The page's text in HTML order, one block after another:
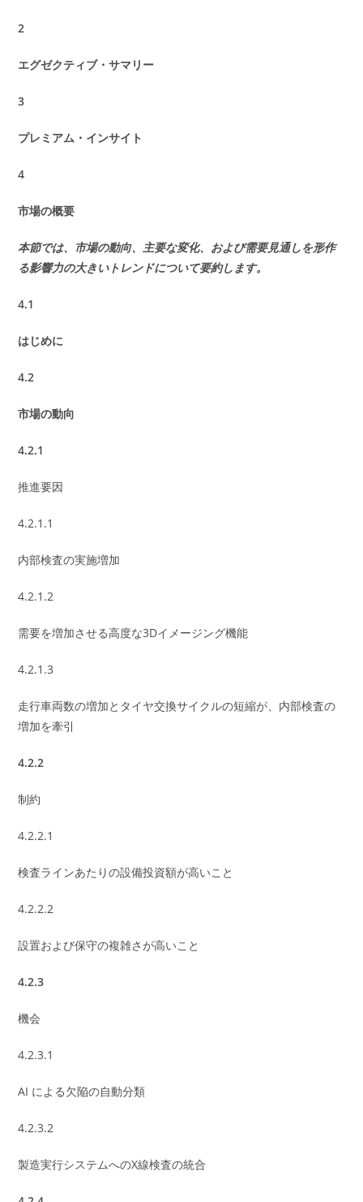
2
エグゼクティブ・サマリー
3
プレミアム・インサイト
4
市場の概要
本節では、市場の動向、主要な変化、および需要見通しを形作
る影響力の大きいトレンドについて要約します。
4.1
はじめに
4.2
市場の動向
4.2.1
推進要因
4.2.1.1
内部検査の実施増加
4.2.1.2
需要を増加させる高度な3Dイメージング機能
4.2.1.3
走行車両数の増加とタイヤ交換サイクルの短縮が、内部検査の
増加を牽引
4.2.2
制約
4.2.2.1
検査ラインあたりの設備投資額が高いこと
4.2.2.2
設置および保守の複雑さが高いこと
4.2.3
機会
4.2.3.1
AI による欠陥の自動分類
4.2.3.2
製造実行システムへのX線検査の統合